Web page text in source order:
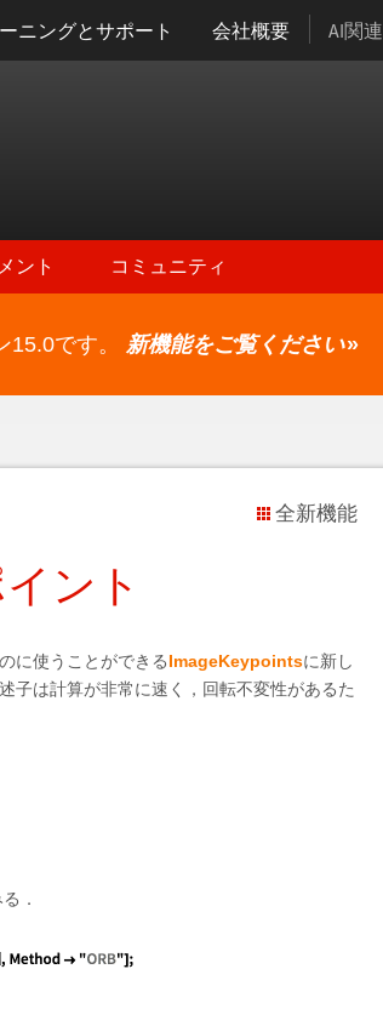
ニングとサポート 会社概要 AI関連
ント コミュニティ
15.0です。 新機能をご覧ください»
全新機能
ント
に使うことができるImageKeypointsに新し
子は計算が非常に速く，回転不変性があるた
．